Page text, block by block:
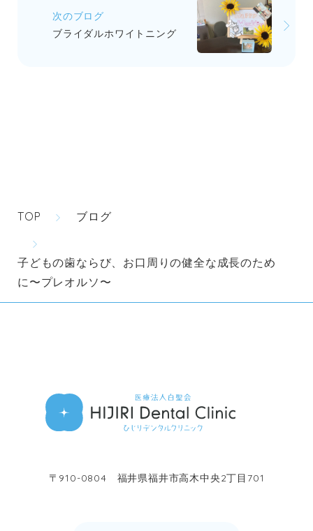
次のブログ
ブライダルホワイトニング
TOP ブログ
子どもの歯ならび、お口周りの健全な成長のため
に〜プレオルソ〜
〒910-0804 福井県福井市高木中央2丁目701